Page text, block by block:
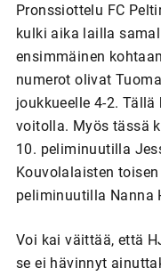
Pronssiottelu FC
kulki aika lailla
ensimmäinen
numerot olivat
joukkueelle 4-2.
voitolla. Myös tässä
10. peliminuutilla
Kouvolalaisten
peliminuutilla Nanna
Voi kai väittää, että
se ei hävinnyt